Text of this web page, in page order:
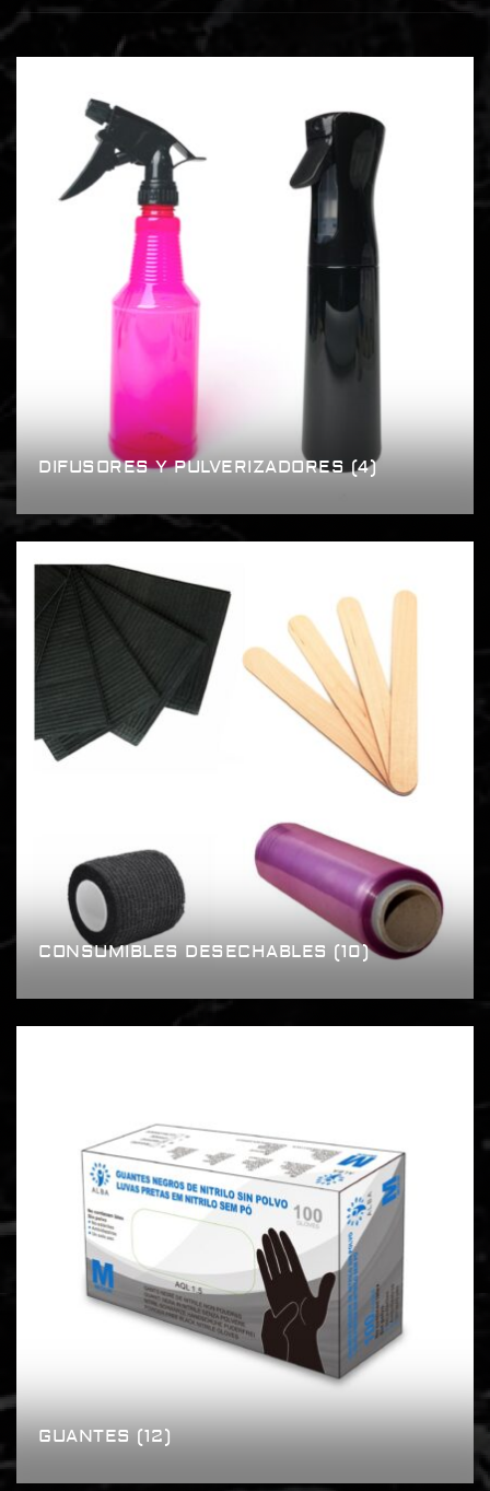
DIFUSORES Y PULVERIZADORES(4)
CONSUMIBLES DESECHABLES (10)
GUANTES (12)